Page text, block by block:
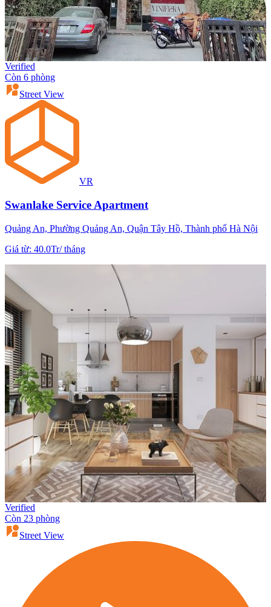
Verified
Còn 6 phòng
Street View
VR
Swanlake Service Apartment
Quảng An, Phường Quảng An, Quận Tây Hồ, Thành phố Hà Nội
Giá từ: 40.0Tr/tháng
Verified
Còn 23 phòng
Street View